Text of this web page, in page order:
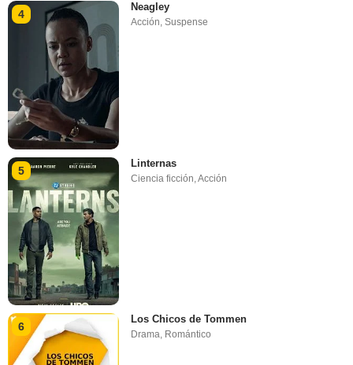
4
Neagley
Acción,Suspense
5
Linternas
Ciencia ficción ,Acción
6
Los Chicos de Tommen
Drama, Romántico